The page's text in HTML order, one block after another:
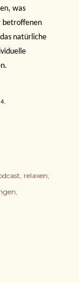
was
betroffenen
natürliche
relaxen